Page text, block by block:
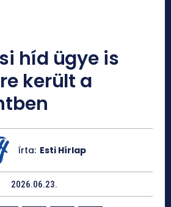
híd ügye is
került a
írta: Esti Hírlap
2026.06.23.